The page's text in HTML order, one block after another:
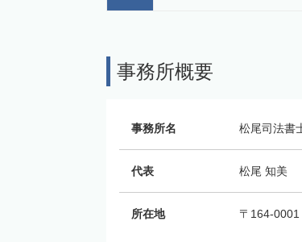
事務所概要
事務所名 松尾司法書
代表 松尾 知美
所在地 〒164-